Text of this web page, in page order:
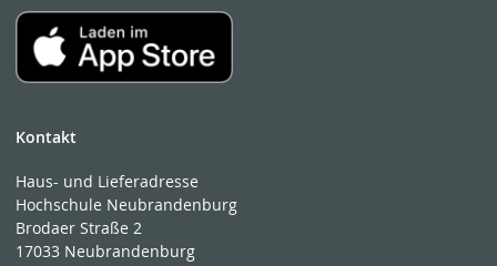
Kontakt
Haus- und Lieferadresse
Hochschule Neubrandenburg
Brodaer Straße 2
17033 Neubrandenburg